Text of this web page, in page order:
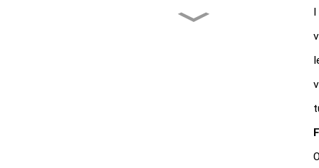
Sapalai Tele HPMC